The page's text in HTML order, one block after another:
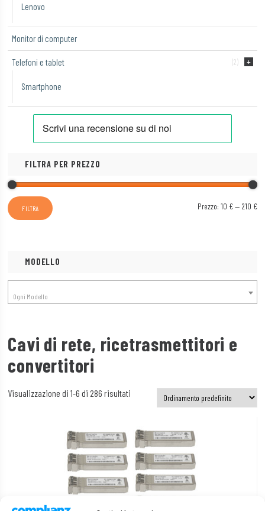
Lenovo
Monitor di computer
Telefoni e tablet (2)
Smartphone
FILTRA PER PREZZO
FILTRA Prezzo: 10 €— 210 €
MODELLO
Ogni Modello
Cavi di rete, ricetrasmettitori e
convertitori
Visualizzazione di 1-6 di 286 risultati